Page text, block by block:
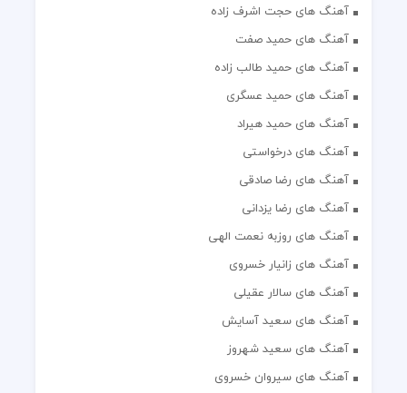
آهنگ های حجت اشرف زاده
آهنگ های حمید صفت
آهنگ های حمید طالب زاده
آهنگ های حمید عسگری
آهنگ های حمید هیراد
آهنگ های درخواستی
آهنگ های رضا صادقی
آهنگ های رضا یزدانی
آهنگ های روزبه نعمت الهی
آهنگ های زانیار خسروی
آهنگ های سالار عقیلی
آهنگ های سعید آسایش
آهنگ های سعید شهروز
آهنگ های سیروان خسروی